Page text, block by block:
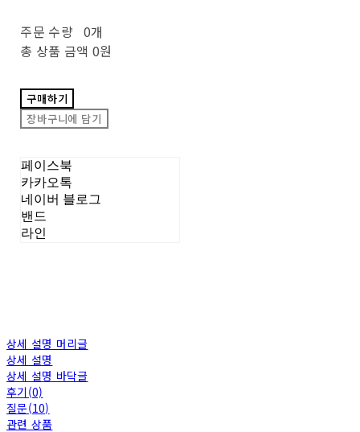
주문 수량 0개
총 상품 금액 0원
구매하기
장바구니에 담기
페이스북
카카오톡
네이버 블로그
밴드
라인
상세 설명 머리글
상세 설명
상세 설명 바닥글
후기(0)
질문(10)
관련 상품